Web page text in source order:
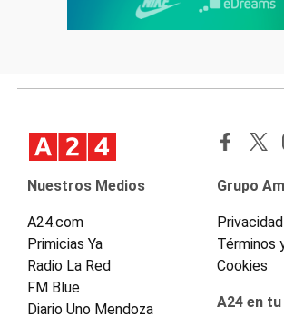
Nuestros Medios
A24.com
Primicias Ya
Radio La Red
FM Blue
Diario Uno Mendoza
Grupo
Privacidad
Términos
Cookies
A24 en